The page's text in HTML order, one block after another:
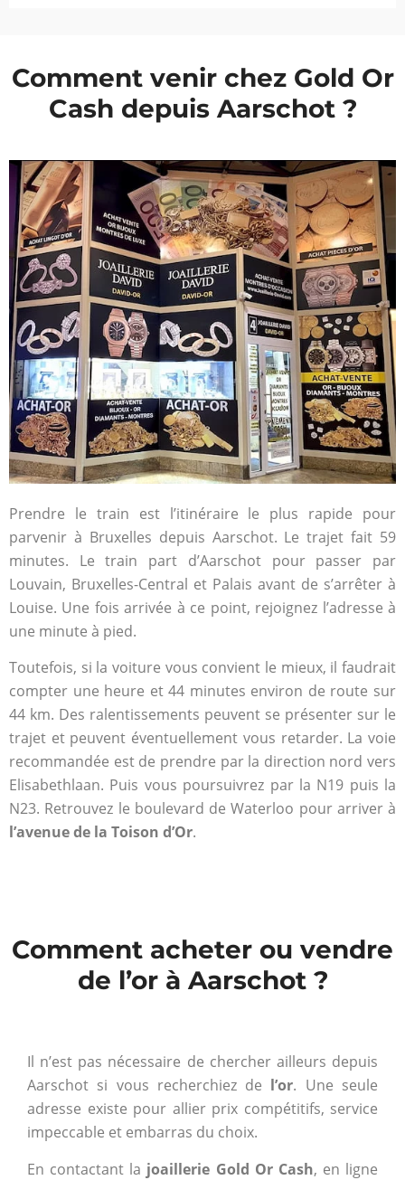
Comment venir chez Gold Or
Cash depuis Aarschot ?
Prendre le train est l’itinéraire le plus rapide pour
parvenir à Bruxelles depuis Aarschot. Le trajet fait 59
minutes. Le train part d’Aarschot pour passer par
Louvain, Bruxelles-Central et Palais avant de s’arrêter à
Louise. Une fois arrivée à ce point, rejoignez l’adresse à
une minute à pied.
Toutefois, si la voiture vous convient le mieux, il faudrait
compter une heure et 44 minutes environ de route sur
44 km. Des ralentissements peuvent se présenter sur le
trajet et peuvent éventuellement vous retarder. La voie
recommandée est de prendre par la direction nord vers
Elisabethlaan. Puis vous poursuivrez par la N19 puis la
N23. Retrouvez le boulevard de Waterloo pour arriver à
l’avenue de la Toison d’Or.
Comment acheter ou vendre
de l’or à Aarschot ?
Il n’est pas nécessaire de chercher ailleurs depuis
Aarschot si vous recherchiez de l’or. Une seule
adresse existe pour allier prix compétitifs, service
impeccable et embarras du choix.
En contactant la joaillerie Gold Or Cash, en ligne